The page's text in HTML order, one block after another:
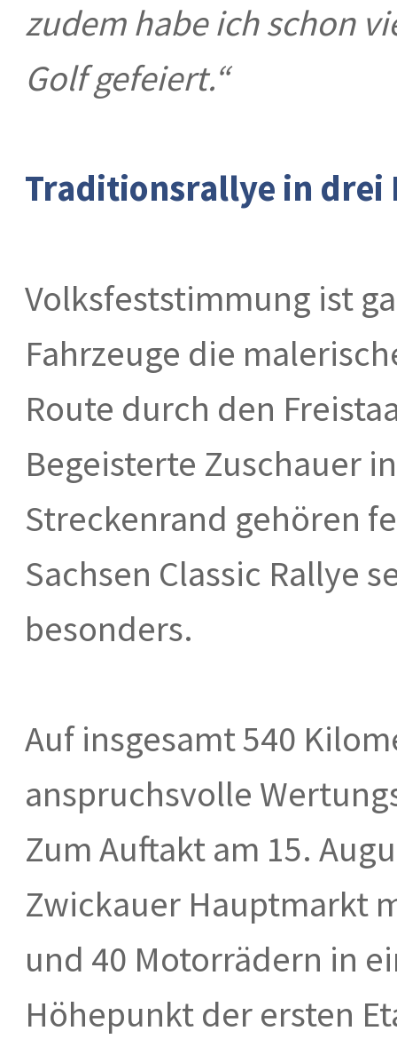
zudem habe ich schon
Golf gefeiert.“
Traditionsrallye in drei
Volksfeststimmung ist
Fahrzeuge die
Route durch den
Begeisterte Zuschauer
Streckenrand gehören
Sachsen Classic Rallye
besonders.
Auf insgesamt 540
anspruchsvolle
Zum Auftakt am 15.
Zwickauer Hauptmarkt
und 40 Motorrädern in
Höhepunkt der ersten